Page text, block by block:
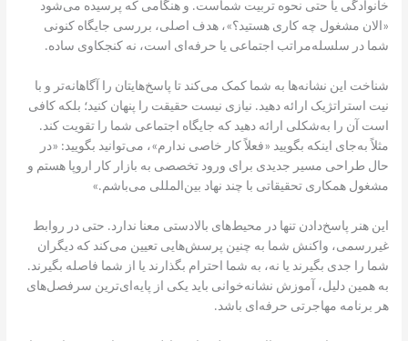
خانوادگی یا حتی نحوه تربیت شماست. و هنگامی که پرسیده می‌شود
«الان مشغول چه کاری هستید؟»، هدف اصلی، بررسی جایگاه کنونی
شما در سلسله‌مراتب اجتماعی یا حرفه‌ای است، نه کنجکاوی ساده.
شناخت این نشانه‌ها به شما کمک می‌کند تا پاسخ‌هایتان را آگاهانه‌تر و با
نیت استراتژیک ارائه دهید. نیازی نیست حقیقت را پنهان کنید؛ بلکه کافی‌
است آن را به‌شکلی ارائه دهید که جایگاه اجتماعی شما را تقویت کند.
مثلاً به‌جای اینکه بگویید «فعلاً کار خاصی ندارم»، می‌توانید بگویید: «در
حال طراحی مسیر جدیدی برای ورود تخصصی به بازار کار اروپا هستم و
مشغول همکاری تحقیقاتی با چند نهاد بین‌المللی می‌باشم.»
این هنر پاسخ‌دادن تنها در محیط‌های بالادستی معنا ندارد. حتی در روابط
غیررسمی، واکنش شما به چنین پرسش‌هایی تعیین می‌کند که دیگران
شما را جدی بگیرند یا نه، به شما احترام بگذارند یا از شما فاصله بگیرند.
به همین دلیل، آموزش نشانه‌خوانی باید یکی از پایه‌ای‌ترین سرفصل‌های
هر برنامه مهاجرتی حرفه‌ای باشد.